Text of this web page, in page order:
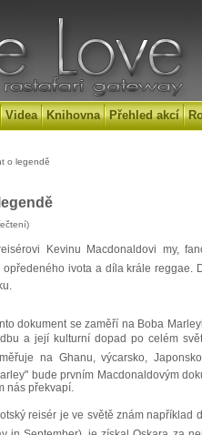
Videa Knihovna Přehled akcí
o legendě
Kevinu Macdonaldovi my,
ivota a díla krále reggae.
dokument se zaměří na Boba
a její kulturní dopad po celém
na Ghanu, výcarsko,
bude prvním Macdonaldovým
nás překvapí.
reisér je ve světě znám například